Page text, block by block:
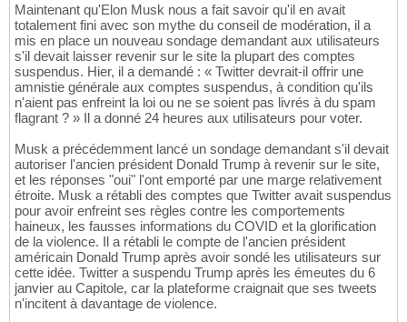
Maintenant qu'Elon Musk nous a fait savoir qu'il en avait
totalement fini avec son mythe du conseil de modération, il a
mis en place un nouveau sondage demandant aux utilisateurs
s'il devait laisser revenir sur le site la plupart des comptes
suspendus. Hier, il a demandé : « Twitter devrait-il offrir une
amnistie générale aux comptes suspendus, à condition qu'ils
n'aient pas enfreint la loi ou ne se soient pas livrés à du spam
flagrant ? » Il a donné 24 heures aux utilisateurs pour voter.
Musk a précédemment lancé un sondage demandant s'il devait
autoriser l'ancien président Donald Trump à revenir sur le site,
et les réponses "oui" l'ont emporté par une marge relativement
étroite. Musk a rétabli des comptes que Twitter avait suspendus
pour avoir enfreint ses règles contre les comportements
haineux, les fausses informations du COVID et la glorification
de la violence. Il a rétabli le compte de l'ancien président
américain Donald Trump après avoir sondé les utilisateurs sur
cette idée. Twitter a suspendu Trump après les émeutes du 6
janvier au Capitole, car la plateforme craignait que ses tweets
n'incitent à davantage de violence.